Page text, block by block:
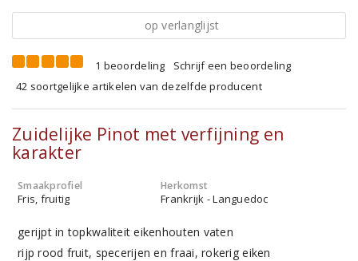
op verlanglijst
1 beoordeling
Schrijf een beoordeling
42 soortgelijke artikelen van dezelfde producent
Zuidelijke Pinot met verfijning en
karakter
Smaakprofiel
Fris, fruitig
Herkomst
Frankrijk - Languedoc
gerijpt in topkwaliteit eikenhouten vaten
rijp rood fruit, specerijen en fraai, rokerig eiken